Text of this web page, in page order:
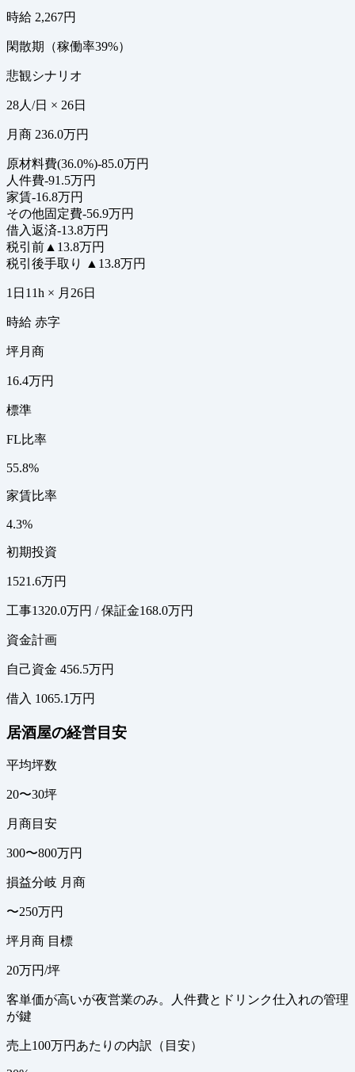
時給 2,267円
閑散期（稼働率39%）
悲観シナリオ
28人/日 × 26日
月商 236.0万円
原材料費(36.0%)-85.0万円
人件費-91.5万円
家賃-16.8万円
その他固定費-56.9万円
借入返済-13.8万円
税引前 ▲13.8万円
税引後手取り
▲13.8万円
1日11h × 月26日
時給 赤字
坪月商
16.4万円
標準
FL比率
55.8%
家賃比率
4.3%
初期投資
1521.6万円
工事1320.0万円 / 保証金168.0万円
資金計画
自己資金 456.5万円
借入 1065.1万円
居酒屋の経営目安
平均坪数
20〜30坪
月商目安
300〜800万円
損益分岐 月商
〜250万円
坪月商 目標
20万円/坪
客単価が高いが夜営業のみ。人件費とドリンク仕入れの管理
が鍵
売上100万円あたりの内訳（目安）